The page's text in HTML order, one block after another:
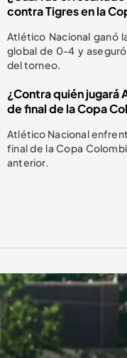
contra Tigres en la
Atlético Nacional ganó
global de 0-4 y
del torneo.
¿Contra quién jugará
de final de la Copa
Atlético Nacional
final de la Copa
anterior.